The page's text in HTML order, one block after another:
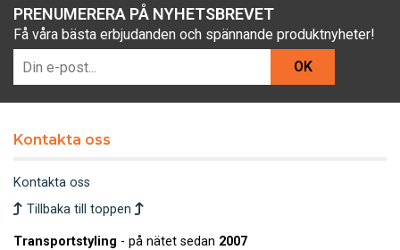
PRENUMERERA PÅ NYHETSBREVET
Få våra bästa erbjudanden och spännande produktnyheter!
OK
Kontakta oss
Kontakta oss
Tillbaka till toppen
Transportstyling - på nätet sedan 2007